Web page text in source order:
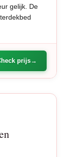
gelijk. De
prijs